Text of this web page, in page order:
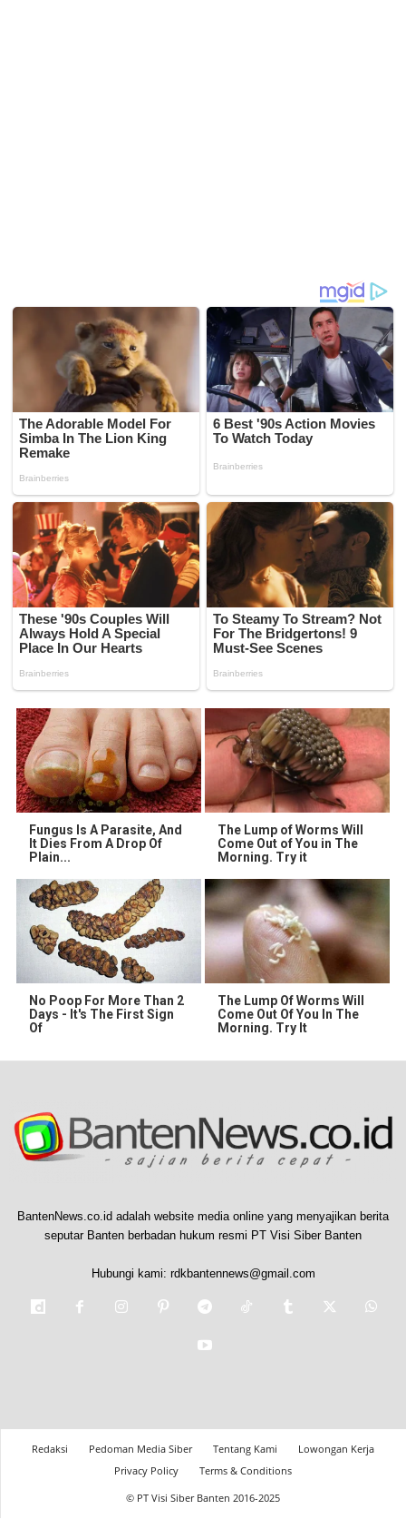
Fungus Is A Parasite, And
It Dies From A Drop Of
Plain...
The Lump of Worms Will
Come Out of You in The
Morning. Try it
No Poop For More Than 2
Days - It's The First Sign
Of
The Lump Of Worms Will
Come Out Of You In The
Morning. Try It
BantenNews.co.id adalah website media online yang menyajikan berita
seputar Banten berbadan hukum resmi PT Visi Siber Banten
Hubungi kami: rdkbantennews@gmail.com
Redaksi Pedoman Media Siber Tentang Kami
Lowongan Kerja
Privacy Policy
Terms & Conditions
© PT Visi Siber Banten 2016-2025